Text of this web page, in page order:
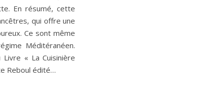
En résumé, cette
qui offre une
Ce sont même
Méditéranéen.
« La Cuisinière
Reboul édité…